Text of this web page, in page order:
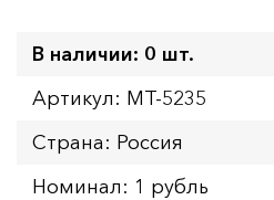
В наличии: 0 шт.
Артикул: MT-5235
Страна: Россия
Номинал: 1 рубль